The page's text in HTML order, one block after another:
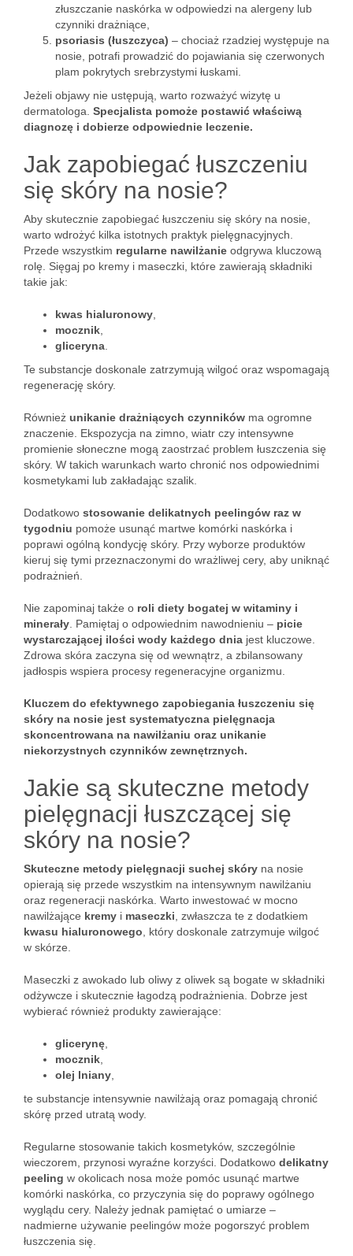
złuszczanie naskórka w odpowiedzi na alergeny lub
czynniki drażniące,
psoriasis (łuszczyca) – chociaż rzadziej występuje na
nosie, potrafi prowadzić do pojawiania się czerwonych
plam pokrytych srebrzystymi łuskami.
Jeżeli objawy nie ustępują, warto rozważyć wizytę u
dermatologa. Specjalista pomoże postawić właściwą
diagnozę i dobierze odpowiednie leczenie.
Jak zapobiegać łuszczeniu
się skóry na nosie?
Aby skutecznie zapobiegać łuszczeniu się skóry na nosie,
warto wdrożyć kilka istotnych praktyk pielęgnacyjnych.
Przede wszystkim regularne nawilżanie odgrywa kluczową
rolę. Sięgaj po kremy i maseczki, które zawierają składniki
takie jak:
kwas hialuronowy
mocznik
gliceryna
Te substancje doskonale zatrzymują wilgoć oraz wspomagają
regenerację skóry.
Również unikanie drażniących czynników ma ogromne
znaczenie. Ekspozycja na zimno, wiatr czy intensywne
promienie słoneczne mogą zaostrzać problem łuszczenia się
skóry. W takich warunkach warto chronić nos odpowiednimi
kosmetykami lub zakładając szalik.
Dodatkowo stosowanie delikatnych peelingów raz w
tygodniu pomoże usunąć martwe komórki naskórka i
poprawi ogólną kondycję skóry. Przy wyborze produktów
kieruj się tymi przeznaczonymi do wrażliwej cery, aby uniknąć
podrażnień.
Nie zapominaj także o roli diety bogatej w witaminy i
minerały . Pamiętaj o odpowiednim nawodnieniu – picie
wystarczającej ilości wody każdego dnia jest kluczowe.
Zdrowa skóra zaczyna się od wewnątrz, a zbilansowany
jadłospis wspiera procesy regeneracyjne organizmu.
Kluczem do efektywnego zapobiegania łuszczeniu się
skóry na nosie jest systematyczna pielęgnacja
skoncentrowana na nawilżaniu oraz unikanie
niekorzystnych czynników zewnętrznych.
Jakie są skuteczne metody
pielęgnacji łuszczącej się
skóry na nosie?
Skuteczne metody pielęgnacji suchej skóry na nosie
opierają się przede wszystkim na intensywnym nawilżaniu
oraz regeneracji naskórka. Warto inwestować w mocno
nawilżające kremy i maseczki , zwłaszcza te z dodatkiem
kwasu hialuronowego , który doskonale zatrzymuje wilgoć
w skórze.
Maseczki z awokado lub oliwy z oliwek są bogate w składniki
odżywcze i skutecznie łagodzą podrażnienia. Dobrze jest
wybierać również produkty zawierające:
glicerynę
mocznik
olej lniany
te substancje intensywnie nawilżają oraz pomagają chronić
skórę przed utratą wody.
Regularne stosowanie takich kosmetyków, szczególnie
wieczorem, przynosi wyraźne korzyści. Dodatkowo delikatny
peeling w okolicach nosa może pomóc usunąć martwe
komórki naskórka, co przyczynia się do poprawy ogólnego
wyglądu cery. Należy jednak pamiętać o umiarze –
nadmierne używanie peelingów może pogorszyć problem
łuszczenia się.